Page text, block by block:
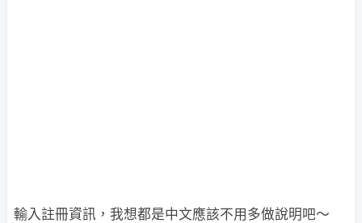
輸入註冊資訊，我想都是中文應該不用多做說明吧～